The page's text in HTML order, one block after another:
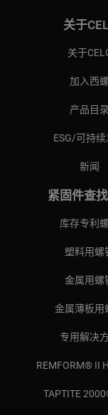
关于
关于
加入西螺
产品目录
ESG/可持
新闻
紧固件查
库存专利
塑料用螺
金属用螺
金属薄板用
专用解决
REMFORM® II
TAPTITE